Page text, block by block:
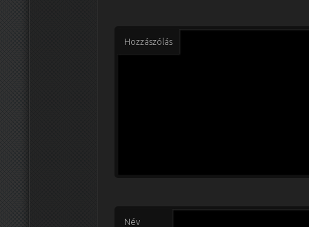
Hozzászólás
Név